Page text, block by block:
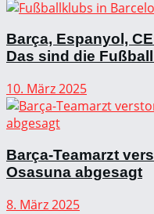
Barça, Espanyol,
Das sind die
10. März 2025
Barça-Teamarzt
Osasuna abgesagt
8. März 2025